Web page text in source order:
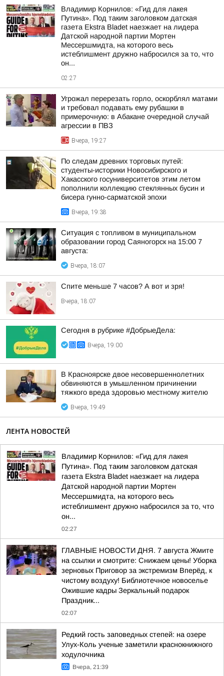
Владимир Корнилов: «Гид для лакея
Путина». Под таким заголовком датская
газета Ekstra Bladet наезжает на лидера
Датской народной партии Мортен
Мессершмидта, на которого весь
истеблишмент дружно набросился за то, что
он...
02:27
Угрожал перерезать горло, оскорблял матами
и требовал подавать ему рубашки в
примерочную: в Абакане очередной случай
агрессии в ПВЗ
Вчера, 19:27
По следам древних торговых путей:
студенты-историки Новосибирского и
Хакасского госуниверситетов этим летом
пополнили коллекцию стеклянных бусин и
бисера гунно-сарматской эпохи
Вчера, 19:38
Ситуация с топливом в муниципальном
образовании город Саяногорск на 15:00 7
августа:
Вчера, 18:07
Спите меньше 7 часов? А вот и зря!
Вчера, 18:07
Сегодня в рубрике #ДобрыеДела:
Вчера, 19:00
В Красноярске двое несовершеннолетних
обвиняются в умышленном причинении
тяжкого вреда здоровью местному жителю
Вчера, 19:49
ЛЕНТА НОВОСТЕЙ
Владимир Корнилов: «Гид для лакея
Путина». Под таким заголовком датская
газета Ekstra Bladet наезжает на лидера
Датской народной партии Мортен
Мессершмидта, на которого весь
истеблишмент дружно набросился за то, что
он...
02:27
ГЛАВНЫЕ НОВОСТИ ДНЯ. 7 августа Жмите
на ссылки и смотрите: Снижаем цены! Уборка
зерновых Приговор за экстремизм Вперёд, к
чистому воздуху! Библиотечное новоселье
Ожившие кадры Зеркальный подарок
Праздник...
02:07
Редкий гость заповедных степей: на озере
Улух-Коль ученые заметили краснокнижного
ходулочника
Вчера, 21:39